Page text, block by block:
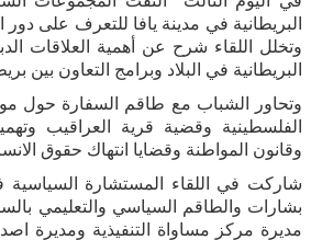
البريطانية في مدينة يافا للتعرف على دور
وتخلل اللقاء شرح عن أهمية العلاقات
البريطانية في البلاد وبرامج التعاون بين
وتحاور الشباب مع طاقم السفارة حول
الفلسطينية وقضية قرية العراقيب
وقانون المواطنة وقضايا انتهاك حقوق
شاركت في اللقاء المستشارة السياسية
بشارات والطاقم السياسي والتعليمي
مديرة مركز مساواة التنفيذية ومديرة